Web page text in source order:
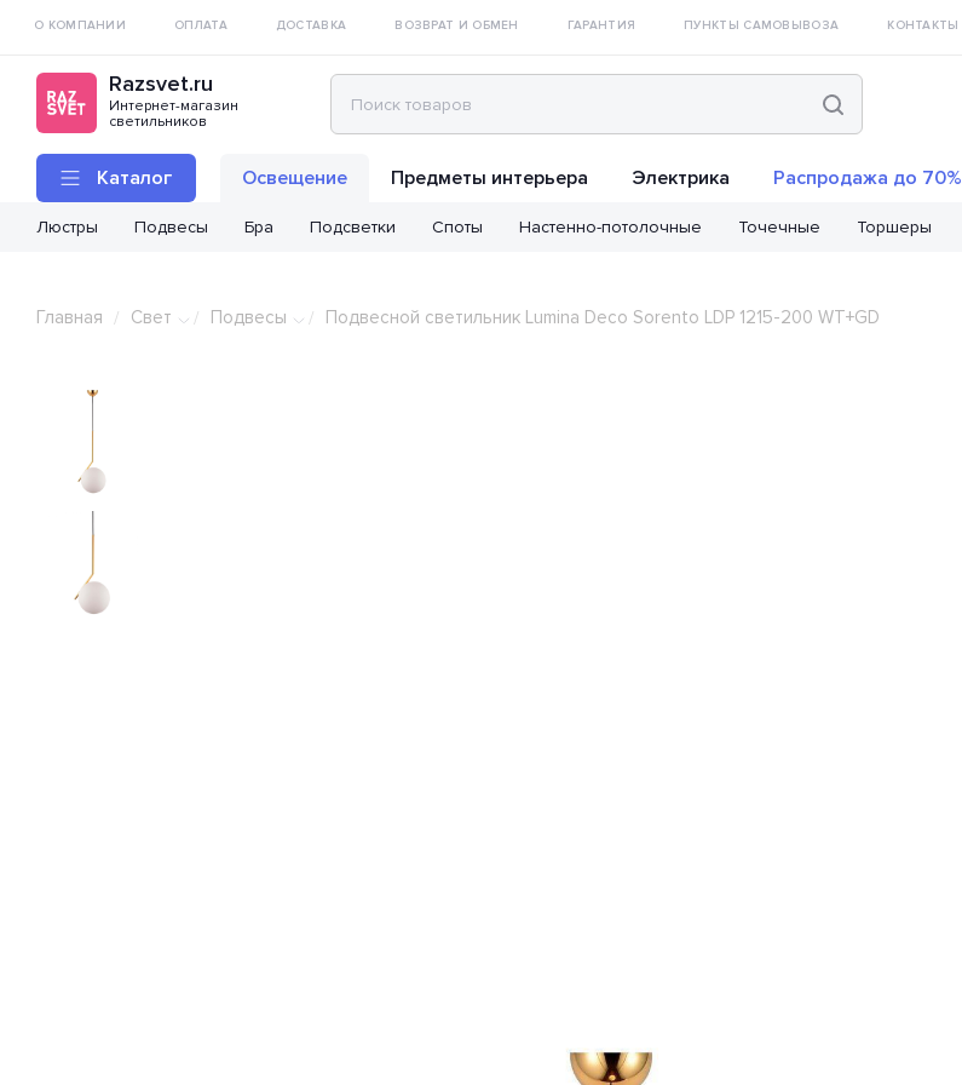
О КОМПАНИИ ОПЛАТА ДОСТАВКА ВОЗВРАТ И ОБМЕН ГАРАНТИЯ ПУНКТЫ САМОВЫВОЗА КОНТАКТЫ
Razsvet.ru
Интернет-магазин
светильников
Каталог Освещение
Люстры Подвесы Бра Подсветки Споты Настенно-потолочные Точечные Торшеры
Предметы интерьера Электрика Распродажа до 70%
Главная / Свет / Подвесы / Подвесной светильник Lumina Deco Sorento LDP 1215-200 WT+GD